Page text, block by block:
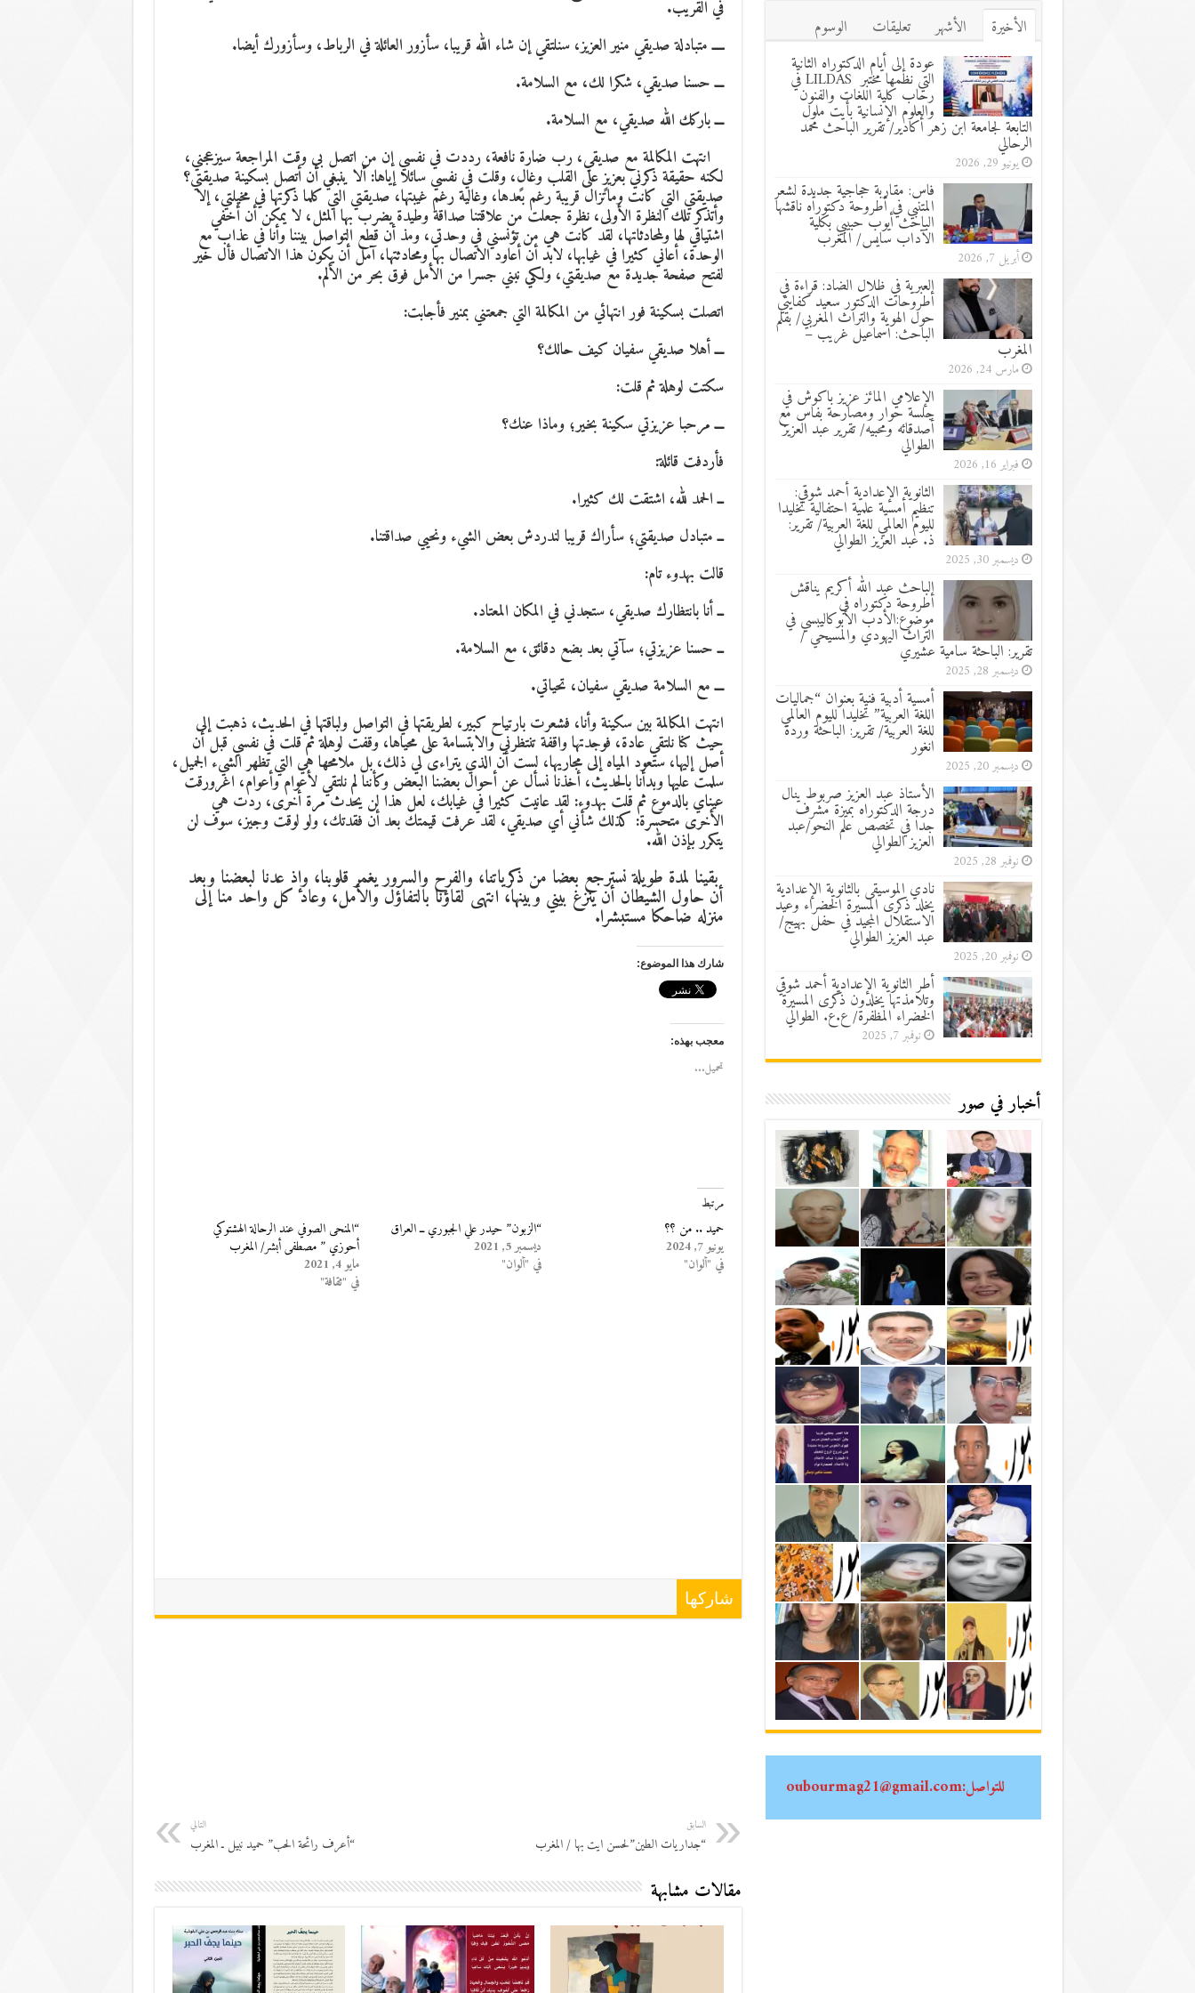
في القريب.
ــــ متبادلة صديقي منير العزيز، سنلتقي إن شاء الله قريبا، سأزور العائلة في الرباط، وسأزورك أيضا.
ـــ حسنا صديقي، شكرا لك، مع السلامة.
ـــ باركك الله صديقي، مع السلامة.
انتهت المكالمة مع صديقي، رب ضارة نافعة، رددت في نفسي إن من اتصل بي وقت المراجعة سيزعجني،
لكنه حقيقة ذكرني بعزيزٍ على القلب وغالٍ، وقلت في نفسي سائلا إياها: ألا ينبغي أن أتصل بسكينة صديقتي؟
صديقتي التي كانت وماتزال قريبة رغم بعدها، وغالية رغم غيبتها، صديقتي التي كلما ذكرتها في مخيلتي، إلا
وأتذكر تلك النظرة الأولى، نظرة جعلت من علاقتنا صداقة وطيدة يضرب بها المثل، لا يمكن أن أخفي
اشتياقي لها ولمحادثاتها، لقد كانت هي من تؤنسني في وحدتي، ومذ أن قطع التواصل بيننا وأنا في عذاب مع
الوحدة، أعاني كثيرا في غيابها، لابد أن أعاود الاتصال بها ومحادثتها، آمل أن يكون هذا الاتصال فأل خير
لفتح صفحة جديدة مع صديقتي، ولكي نبني جسرا من الأمل فوق بحر من الألم.
اتصلت بسكينة فور انتهائي من المكالمة التي جمعتني بمنير فأجابت:
ـــ أهلا صديقي سفيان كيف حالك؟
سكتت لوهلة ثم قلت:
ـــ مرحبا عزيزتي سكينة بخير؛ وماذا عنك؟
فأردفت قائلة:
ــ الحمد لله، اشتقت لك كثيرا.
ــ متبادل صديقتي؛ سأراك قريبا لندردش بعض الشيء ونحيي صداقتنا.
قالت بهدوء تام:
ــ أنا بانتظارك صديقي، ستجدني في المكان المعتاد.
ــ حسنا عزيزتي؛ سآتي بعد بضع دقائق، مع السلامة.
ـــ مع السلامة صديقي سفيان، تحياتي.
انتهت المكالمة بين سكينة وأنا، فشعرت بارتياح كبير، لطريقتها في التواصل ولباقتها في الحديث، ذهبت إلى
حيث كنا نلتقي عادة، فوجدتها واقفة تنتظرني والابتسامة على محياها، وقفت لوهلة ثم قلت في نفسي قبل أن
أصل إليها، ستعود المياه إلى مجاريها، لست أن الذي يتراءى لي ذلك، بل ملامحها هي التي تظهر الشيء الجميل،
سلمت عليها وبدأنا بالحديث، أخذنا نسأل عن أحوال بعضنا البعض وكأننا لم نلتقي لأعوام وأعوام، اغرورقت
عيناي بالدموع ثم قلت بهدوء: لقد عانيت كثيرا في غيابك، لعل هذا لن يحدث مرة أخرى، ردت هي
الأخرى متحسرة: كذلك شأني أي صديقي، لقد عرفت قيمتك بعد أن فقدتك، ولو لوقت وجيز، سوف لن
يتكرر بإذن الله.
بقينا لمدة طويلة نسترجع بعضا من ذكرياتنا، والفرح والسرور يغمر قلوبنا، وإذ عدنا لبعضنا وبعد
أن حاول الشيطان أن ينزغ بيني وبينها، انتهى لقاؤنا بالتفاؤل والأمل، وعاد كل واحد منا إلى
منزله ضاحكا مستبشرا.
شارك هذا الموضوع:
معجب بهذه:
تحميل...
مرتبط
حميد .. من ؟؟
يونيو 7, 2024
في "ألوان"
“الزبون” حيدر علي الجبوري ــ العراق
ديسمبر 5, 2021
في "ألوان"
“المنحى الصوفي عند الرحالة الهشتوكي
أحوزي ” مصطفى أبشر/ المغرب
مايو 4, 2021
في "ثقافة"
شاركها
السابق
“جداريات الطين”لحسن ايت بها / المغرب
التالي
“أعرف رائحة الحب” حميد نبيل ـ المغرب
مقالات مشابهة
الأخيرة الأشهر تعليقات
الوسوم
عودة إلى أيام الدكتوراه الثانية
التي نظمها مختبر LILDAS في
رحاب كلية اللغات والفنون
والعلوم الإنسانية بأيت ملول
التابعة لجامعة ابن زهر أكادير/ تقرير الباحث محمد
الرحالي
يونيو 29, 2026
فاس: مقاربة حجاجية جديدة لشعر
المتنبي في أطروحة دكتوراه ناقشها
الباحث أيوب حبيبي بكلية
الآداب سايس/ المغرب
أبريل 7, 2026
العبرية في ظلال الضاد: قراءة في
أطروحات الدكتور سعيد كفايتي
حول الهوية والتراث المغربي/ بقلم
الباحث: اسماعيل غريب –
المغرب
مارس 24, 2026
الإعلامي المائز عزيز باكوش في
جلسة حوار ومصارحة بفاس مع
أصدقائه ومحبيه/ تقرير عبد العزيز
الطوالي
فبراير 16, 2026
الثانوية الإعدادية أحمد شوقي:
تنظيم أمسية علمية احتفالية تخليدا
لليوم العالمي للغة العربية/ تقرير:
ذ. عبد العزيز الطوالي
ديسمبر 30, 2025
الباحث عبد الله أكريم يناقش
أطروحة دكتوراه في
موضوع:الأدب الأبوكاليبسي في
التراث اليهودي والمسيحي /
تقرير: الباحثة سامية عشيري
ديسمبر 28, 2025
أمسية أدبية فنية بعنوان “جماليات
اللغة العربية” تخليدا لليوم العالمي
للغة العربية/ تقرير: الباحثة وردة
انغور
ديسمبر 20, 2025
الأستاذ عبد العزيز صربوط ينال
درجة الدكتوراه بميزة مشرف
جدا في تخصص علم النحو/عبد
العزيز الطوالي
نوفمبر 28, 2025
نادي الموسيقى بالثانوية الإعدادية
يخلد ذكرى المسيرة الخضراء وعيد
الاستقلال المجيد في حفل بهيج/
عبد العزيز الطوالي
نوفمبر 20, 2025
أطر الثانوية الإعدادية أحمد شوقي
وتلامذتها يخلدون ذكرى المسيرة
الخضراء المظفرة/ ع.ع. الطوالي
نوفمبر 7, 2025
أخبار في صور
للتواصل:oubourmag21@gmail.com